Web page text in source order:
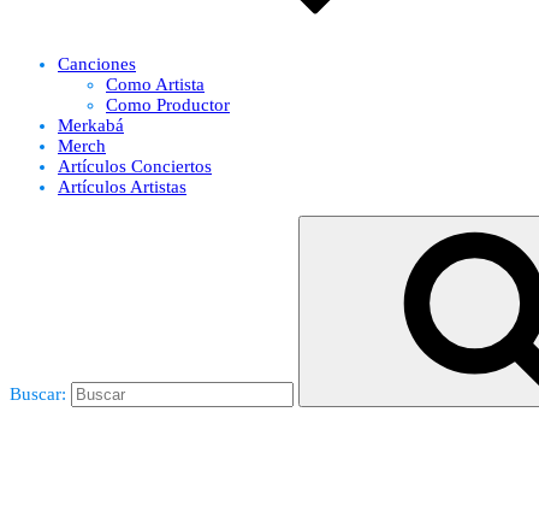
Canciones
Como Artista
Como Productor
Merkabá
Merch
Artículos Conciertos
Artículos Artistas
Buscar: